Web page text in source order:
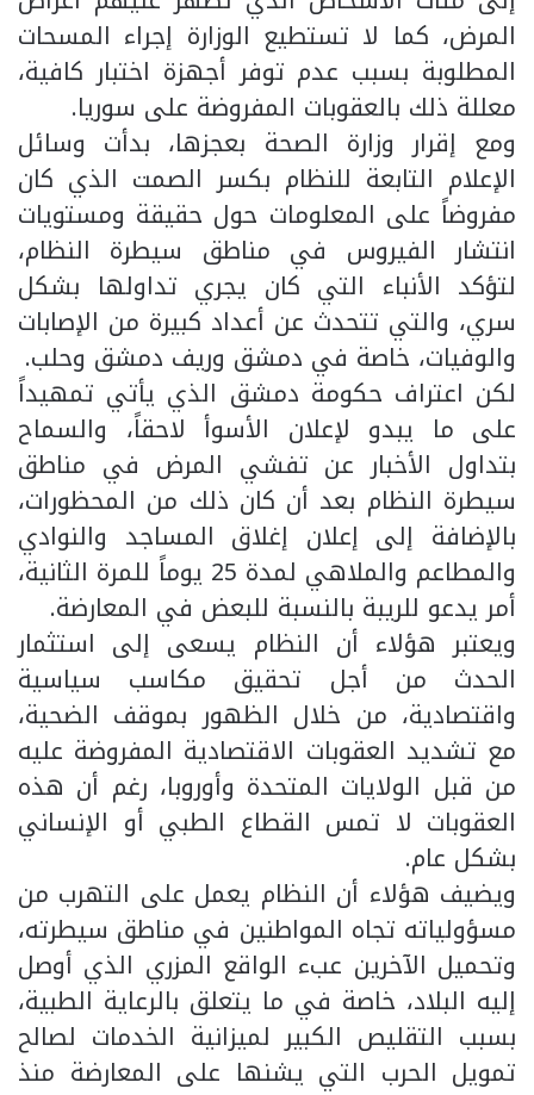
المرض، كما لا تستطيع الوزارة إجراء المسحات
المطلوبة بسبب عدم توفر أجهزة اختبار كافية،
معللة ذلك بالعقوبات المفروضة على سوريا.
ومع إقرار وزارة الصحة بعجزها، بدأت وسائل
الإعلام التابعة للنظام بكسر الصمت الذي كان
مفروضاً على المعلومات حول حقيقة ومستويات
انتشار الفيروس في مناطق سيطرة النظام،
لتؤكد الأنباء التي كان يجري تداولها بشكل
سري، والتي تتحدث عن أعداد كبيرة من الإصابات
والوفيات، خاصة في دمشق وريف دمشق وحلب.
لكن اعتراف حكومة دمشق الذي يأتي تمهيداً
على ما يبدو لإعلان الأسوأ لاحقاً، والسماح
بتداول الأخبار عن تفشي المرض في مناطق
سيطرة النظام بعد أن كان ذلك من المحظورات،
بالإضافة إلى إعلان إغلاق المساجد والنوادي
والمطاعم والملاهي لمدة 25 يوماً للمرة الثانية،
أمر يدعو للريبة بالنسبة للبعض في المعارضة.
ويعتبر هؤلاء أن النظام يسعى إلى استثمار
الحدث من أجل تحقيق مكاسب سياسية
واقتصادية، من خلال الظهور بموقف الضحية،
مع تشديد العقوبات الاقتصادية المفروضة عليه
من قبل الولايات المتحدة وأوروبا، رغم أن هذه
العقوبات لا تمس القطاع الطبي أو الإنساني
بشكل عام.
ويضيف هؤلاء أن النظام يعمل على التهرب من
مسؤولياته تجاه المواطنين في مناطق سيطرته،
وتحميل الآخرين عبء الواقع المزري الذي أوصل
إليه البلاد، خاصة في ما يتعلق بالرعاية الطبية،
بسبب التقليص الكبير لميزانية الخدمات لصالح
تمويل الحرب التي يشنها على المعارضة منذ